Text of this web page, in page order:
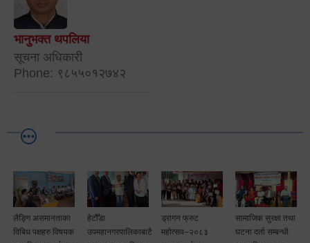
भानुभक्त थपलिया
सूचना अधिकारी
Phone: ९८५५०१२७४२
हेटौँडा
उपमहानगरपालिकाबाटै
ड्रागन फ्रुट
महोत्सव–२०८३
सामाजिक सुरक्षा तथा
घटना दर्ता सम्बन्धी
हेटौंडामा जारी छैठौँ
मेयर कप फुटबल